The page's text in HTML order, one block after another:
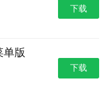
下载
单版
下载